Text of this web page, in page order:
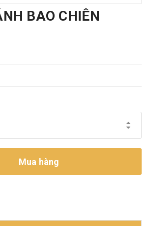
BAO CHIÊN
Mua hàng